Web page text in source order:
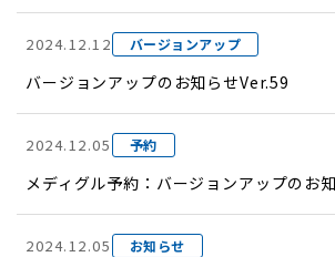
2024.12.12 バージョンアップ
バージョンアップのお知らせVer.59
2024.12.05 予約
メディグル予約：バージョンアップのお
2024.12.05 お知らせ